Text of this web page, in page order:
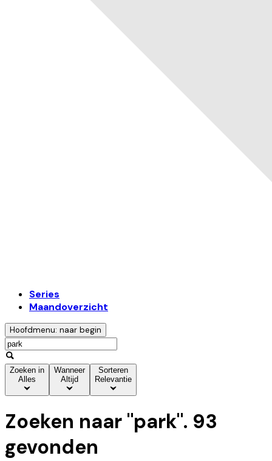
Series
Maandoverzicht
Hoofdmenu: naar begin
Zoeken in
Alles
Wanneer
Altijd
Sorteren
Relevantie
Zoeken naar "park". 93
gevonden